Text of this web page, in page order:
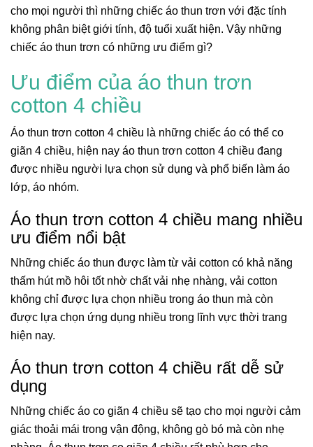
cho mọi người thì những chiếc áo thun trơn với đặc tính
không phân biệt giới tính, độ tuổi xuất hiện. Vậy những
chiếc áo thun trơn có những ưu điểm gì?
Ưu điểm của áo thun trơn
cotton 4 chiều
Áo thun trơn cotton 4 chiều là những chiếc áo có thể co
giãn 4 chiều, hiện nay áo thun trơn cotton 4 chiều đang
được nhiều người lựa chọn sử dụng và phổ biến làm áo
lớp, áo nhóm.
Áo thun trơn cotton 4 chiều mang nhiều
ưu điểm nổi bật
Những chiếc áo thun được làm từ vải cotton có khả năng
thấm hút mồ hôi tốt nhờ chất vải nhẹ nhàng, vải cotton
không chỉ được lựa chọn nhiều trong áo thun mà còn
được lựa chọn ứng dụng nhiều trong lĩnh vực thời trang
hiện nay.
Áo thun trơn cotton 4 chiều rất dễ sử
dụng
Những chiếc áo co giãn 4 chiều sẽ tạo cho mọi người cảm
giác thoải mái trong vận động, không gò bó mà còn nhẹ